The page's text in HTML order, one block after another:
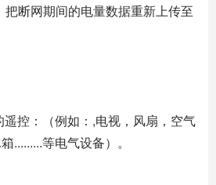
断网期间的电量数据重新上传至
控：（例如：,电视，风扇，空气
.........等电气设备）。